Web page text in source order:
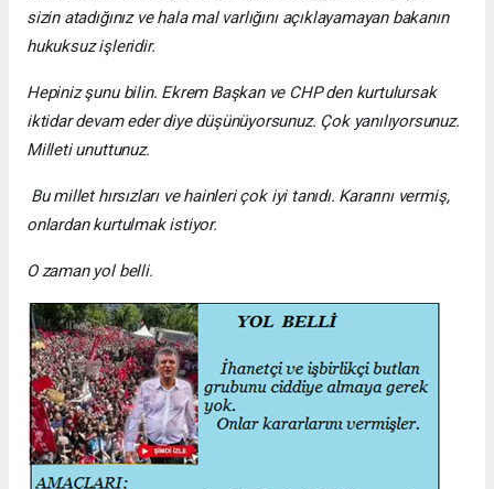
sizin atadığınız ve hala mal varlığını açıklayamayan bakanın
hukuksuz işleridir.
Hepiniz şunu bilin. Ekrem Başkan ve CHP den kurtulursak
iktidar devam eder diye düşünüyorsunuz. Çok yanılıyorsunuz.
Milleti unuttunuz.
Bu millet hırsızları ve hainleri çok iyi tanıdı. Kararını vermiş,
onlardan kurtulmak istiyor.
O zaman yol belli.